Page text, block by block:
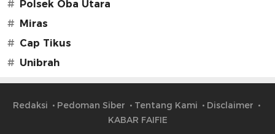
#
Polsek Oba Utara
#
Miras
# Cap Tikus
# Unibrah
Redaksi Pedoman Siber Tentang Kami
Disclaimer
KABAR FAIFIE